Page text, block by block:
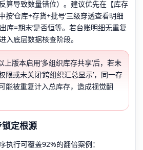
算导致数量错位）。建议优先在【库存
‘仓库+存货+批号’三级穿透查看明细
库=期末’是否恒等。若台账明细无重复
入底层数据核查阶段。
版本启用‘多组织库存共享’后，若未
限或未关闭‘跨组织汇总显示’，同一存
能被重复计入总库存，造成视觉翻
定根源
执行可覆盖92%的翻倍案例：